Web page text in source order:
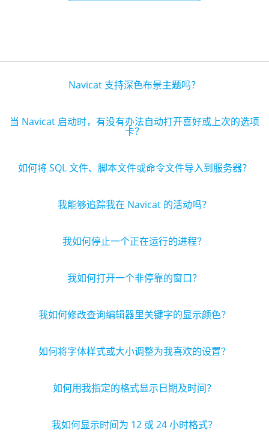
Navicat 支持深色布景主题吗？
当 Navicat 启动时，有没有办法自动打开喜好或上次的选项
卡？
如何将 SQL 文件、脚本文件或命令文件导入到服务器？
我能够追踪我在 Navicat 的活动吗？
我如何停止一个正在运行的进程？
我如何打开一个非停靠的窗口？
我如何修改查询编辑器里关键字的显示颜色？
如何将字体样式或大小调整为我喜欢的设置？
如何用我指定的格式显示日期及时间？
我如何显示时间为 12 或 24 小时格式？